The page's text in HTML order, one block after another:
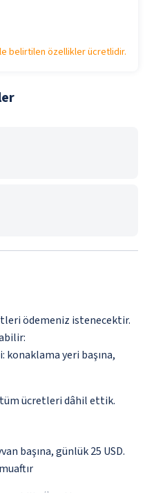
belirtilen özellikler ücretlidir.
ödemeniz istenecektir.
yeri başına,
ücretleri dâhil ettik.
başına, günlük 25 USD.